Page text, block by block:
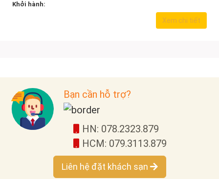
Khởi hành:
Xem chi tiết
Bạn cần hỗ trợ?
HN: 078.2323.879
HCM: 079.3113.879
Liên hệ đặt khách sạn